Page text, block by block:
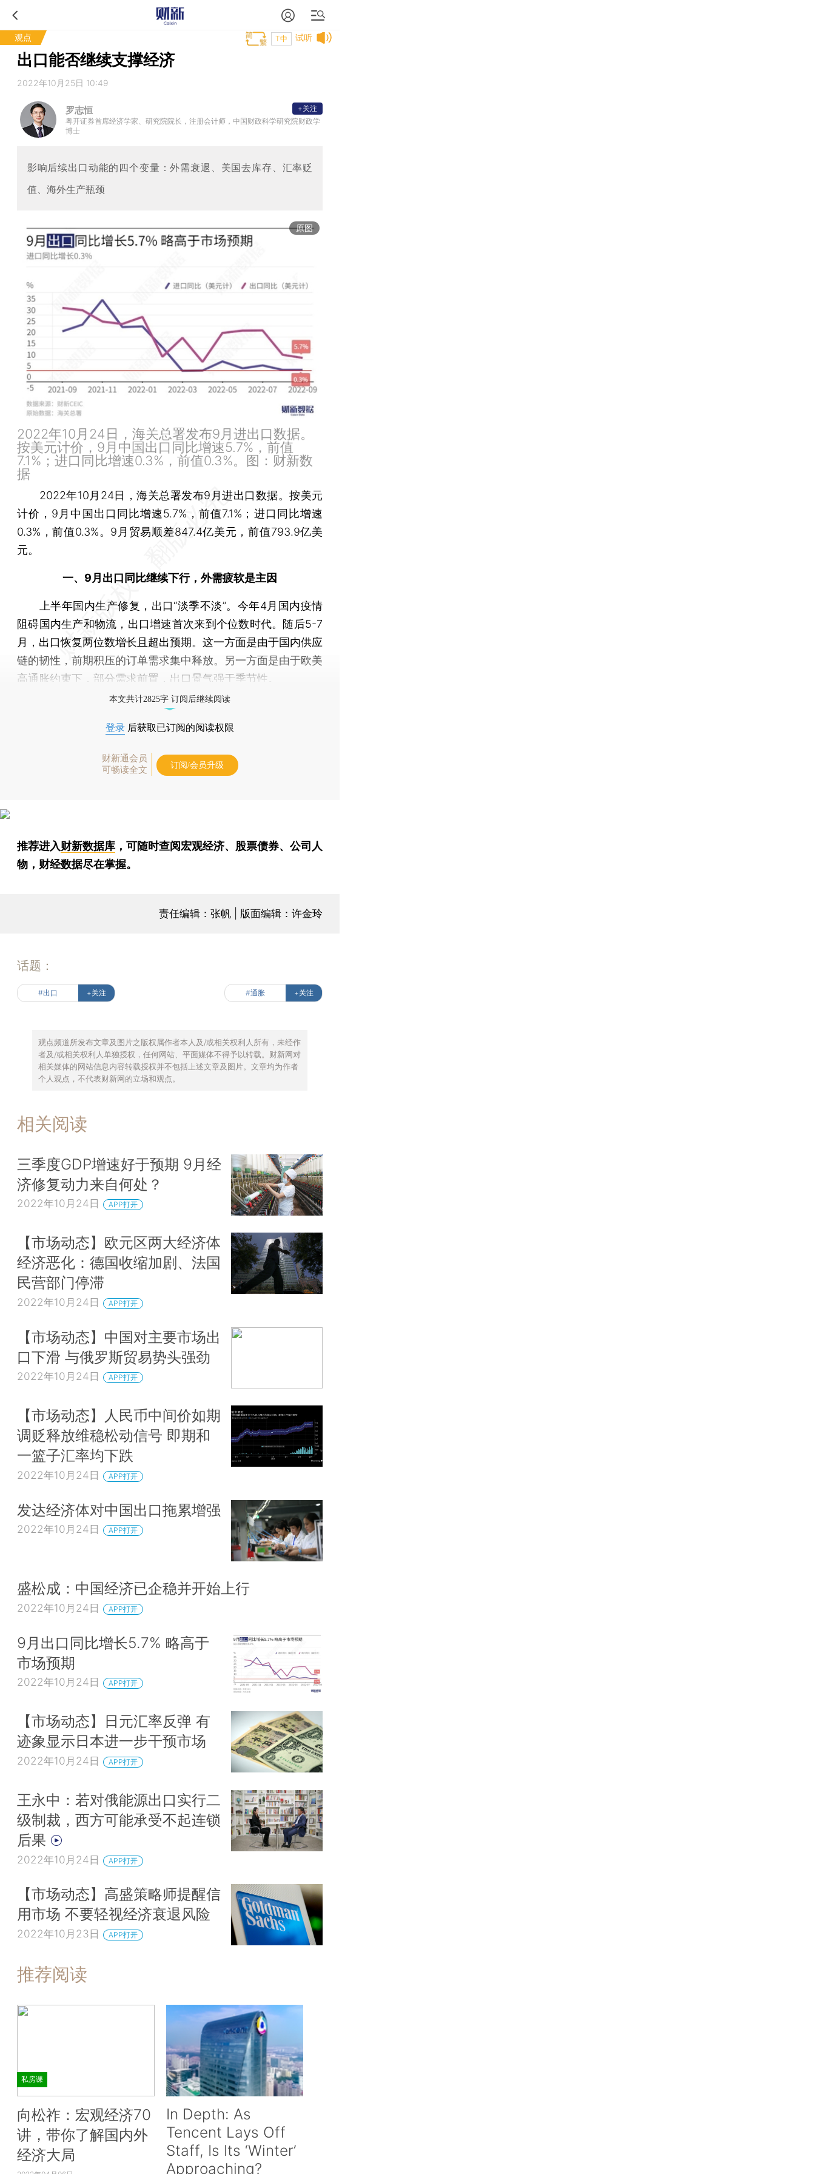
观点 试听
T中
出口能否继续支撑经济
2022年10月25日 10:49
罗志恒
粤开证券首席经济学家、研究院院长，注册会计师，中国财政科学研究院财政学
博士
+关注
影响后续出口动能的四个变量：外需衰退、美国去库存、汇率贬
值、海外生产瓶颈
原图
2022年10月24日，海关总署发布9月进出口数据。
按美元计价，9月中国出口同比增速5.7%，前值
7.1%；进口同比增速0.3%，前值0.3%。图：财新数
据
2022年10月24日，海关总署发布9月进出口数据。按美元
计价，9月中国出口同比增速5.7%，前值7.1%；进口同比增速
0.3%，前值0.3%。9月贸易顺差847.4亿美元，前值793.9亿美
元。
一、9月出口同比继续下行，外需疲软是主因
上半年国内生产修复，出口“淡季不淡”。今年4月国内疫情
阻碍国内生产和物流，出口增速首次来到个位数时代。随后5-7
月，出口恢复两位数增长且超出预期。这一方面是由于国内供应
链的韧性，前期积压的订单需求集中释放。另一方面是由于欧美
高通胀约束下，部分需求前置，出口景气强于季节性。
本文共计2825字 订阅后继续阅读
登录 后获取已订阅的阅读权限
财新通会员
可畅读全文
订阅/会员升级
推荐进入财新数据库 ，可随时查阅宏观经济、股票债券、公司人
物，财经数据尽在掌握。
责任编辑：张帆 | 版面编辑：许金玲
话题：
#出口 +关注 #通胀 +关注
观点频道所发布文章及图片之版权属作者本人及/或相关权利人所有，未经作
者及/或相关权利人单独授权，任何网站、平面媒体不得予以转载。财新网对
相关媒体的网站信息内容转载授权并不包括上述文章及图片。文章均为作者
个人观点，不代表财新网的立场和观点。
相关阅读
三季度GDP增速好于预期 9月经
济修复动力来自何处？
2022年10月24日 APP打开
【市场动态】欧元区两大经济体
经济恶化：德国收缩加剧、法国
民营部门停滞
2022年10月24日 APP打开
【市场动态】中国对主要市场出
口下滑 与俄罗斯贸易势头强劲
2022年10月24日 APP打开
【市场动态】人民币中间价如期
调贬释放维稳松动信号 即期和
一篮子汇率均下跌
2022年10月24日 APP打开
发达经济体对中国出口拖累增强
2022年10月24日 APP打开
盛松成：中国经济已企稳并开始上行
2022年10月24日 APP打开
9月出口同比增长5.7% 略高于
市场预期
2022年10月24日 APP打开
【市场动态】日元汇率反弹 有
迹象显示日本进一步干预市场
2022年10月24日 APP打开
王永中：若对俄能源出口实行二
级制裁，西方可能承受不起连锁
后果
2022年10月24日 APP打开
【市场动态】高盛策略师提醒信
用市场 不要轻视经济衰退风险
2022年10月23日 APP打开
推荐阅读
私房课
向松祚：宏观经济70
讲，带你了解国内外
经济大局
In Depth: As
Tencent Lays Off
Staff, Is Its ‘Winter’
Approaching?